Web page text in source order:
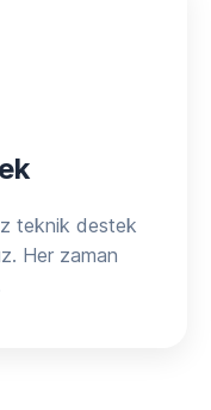
teknik destek
Her zaman